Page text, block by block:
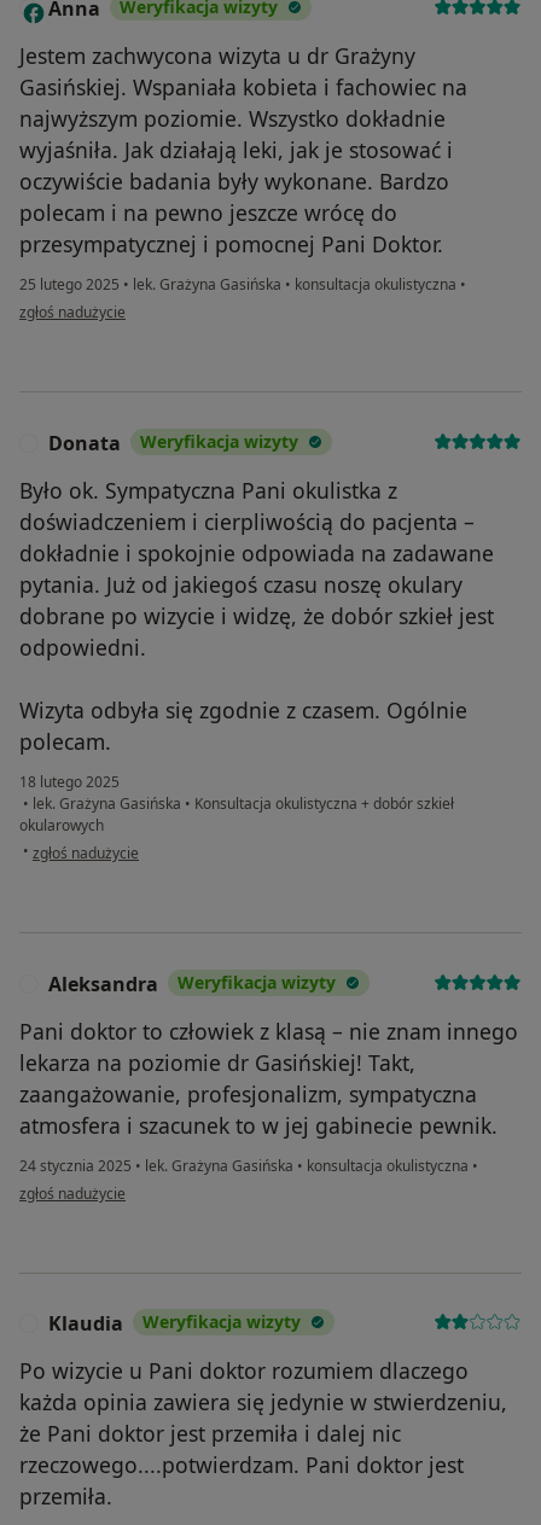
A Anna Weryfikacja wizyty
Jestem zachwycona wizyta u dr Grażyny
Gasińskiej. Wspaniała kobieta i fachowiec na
najwyższym poziomie. Wszystko dokładnie
wyjaśniła. Jak działają leki, jak je stosować i
oczywiście badania były wykonane. Bardzo
polecam i na pewno jeszcze wrócę do
przesympatycznej i pomocnej Pani Doktor.
25 lutego 2025 • lek. Grażyna Gasińska • konsultacja okulistyczna •
w opinii użytkownika Anna
zgłoś nadużycie
Donata Weryfikacja wizyty
Było ok. Sympatyczna Pani okulistka z
doświadczeniem i cierpliwością do pacjenta –
dokładnie i spokojnie odpowiada na zadawane
pytania. Już od jakiegoś czasu noszę okulary
dobrane po wizycie i widzę, że dobór szkieł jest
odpowiedni.
Wizyta odbyła się zgodnie z czasem. Ogólnie
polecam.
18 lutego 2025
• lek. Grażyna Gasińska • Konsultacja okulistyczna + dobór szkieł
okularowych
• w opinii użytkownika Donata
zgłoś nadużycie
Aleksandra Weryfikacja wizyty
Pani doktor to człowiek z klasą – nie znam innego
lekarza na poziomie dr Gasińskiej! Takt,
zaangażowanie, profesjonalizm, sympatyczna
atmosfera i szacunek to w jej gabinecie pewnik.
24 stycznia 2025 • lek. Grażyna Gasińska • konsultacja okulistyczna •
w opinii użytkownika Aleksandra
zgłoś nadużycie
Klaudia Weryfikacja wizyty
Po wizycie u Pani doktor rozumiem dlaczego
każda opinia zawiera się jedynie w stwierdzeniu,
że Pani doktor jest przemiła i dalej nic
rzeczowego....potwierdzam. Pani doktor jest
przemiła.